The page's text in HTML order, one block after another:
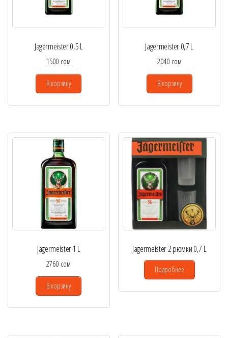
Jagermeister 0,5 L
1500 сом
В корзину
Jagermeister 0,7 L
2040 сом
В корзину
Jagermeister 1 L
2760 сом
В корзину
Jagermeister 2 рюмки 0,7 L
Подробнее